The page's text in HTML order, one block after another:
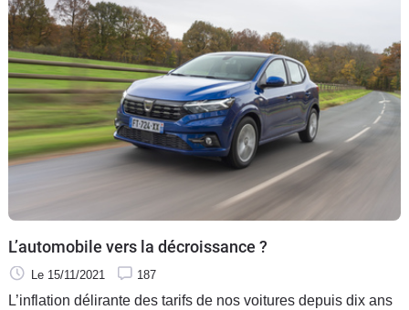
L’automobile vers la décroissance ?
Le 15/11/2021 187
L’inflation délirante des tarifs de nos voitures depuis dix ans